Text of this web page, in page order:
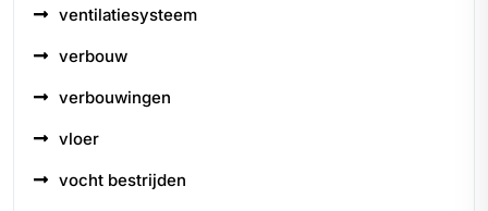
ventilatiesysteem
verbouw
verbouwingen
vloer
vocht bestrijden